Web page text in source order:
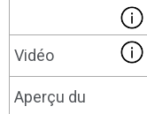
Vidéo
Aperçu du